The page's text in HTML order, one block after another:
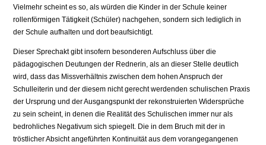
Vielmehr scheint es so, als würden die Kinder in der Schule keiner
rollenförmigen Tätigkeit (Schüler) nachgehen, sondern sich lediglich in
der Schule aufhalten und dort beaufsichtigt.
Dieser Sprechakt gibt insofern besonderen Aufschluss über die
pädagogischen Deutungen der Rednerin, als an dieser Stelle deutlich
wird, dass das Missverhältnis zwischen dem hohen Anspruch der
Schulleiterin und der diesem nicht gerecht werdenden schulischen Praxis
der Ursprung und der Ausgangspunkt der rekonstruierten Widersprüche
zu sein scheint, in denen die Realität des Schulischen immer nur als
bedrohliches Negativum sich spiegelt. Die in dem Bruch mit der in
tröstlicher Absicht angeführten Kontinuität aus dem vorangegangenen